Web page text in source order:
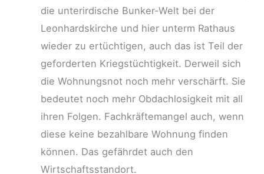
die unterirdische Bunker-Welt bei der
Leonhardskirche und hier unterm Rathaus
wieder zu ertüchtigen, auch das ist Teil der
geforderten Kriegstüchtigkeit. Derweil sich
die Wohnungsnot noch mehr verschärft. Sie
bedeutet noch mehr Obdachlosigkeit mit all
ihren Folgen. Fachkräftemangel auch, wenn
diese keine bezahlbare Wohnung finden
können. Das gefährdet auch den
Wirtschaftsstandort.